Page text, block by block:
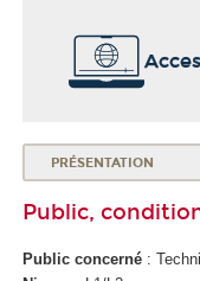
PRÉSENTATION
Public,
Public concerné :